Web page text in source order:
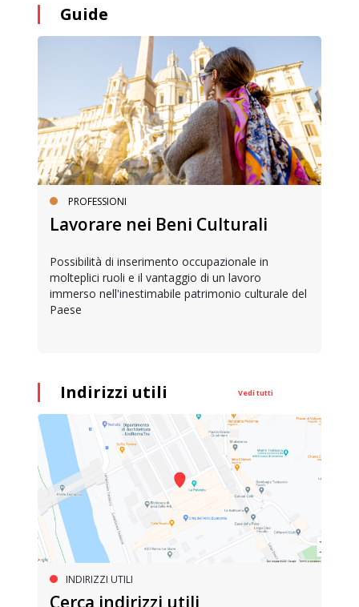
Guide
PROFESSIONI
Lavorare nei Beni Culturali
Possibilità di inserimento occupazionale in
molteplici ruoli e il vantaggio di un lavoro
immerso nell'inestimabile patrimonio culturale del
Paese
Indirizzi utili Vedi tutti
INDIRIZZI UTILI
Cerca indirizzi utili